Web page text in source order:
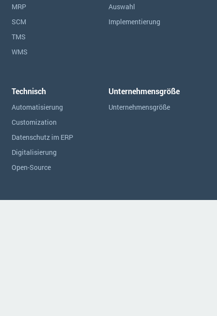
MRP
SCM
TMS
WMS
Auswahl
Implementierung
Technisch
Automatisierung
Customization
Datenschutz im ERP
Digitalisierung
Open-Source
Unternehmensgröße
Unternehmensgröße